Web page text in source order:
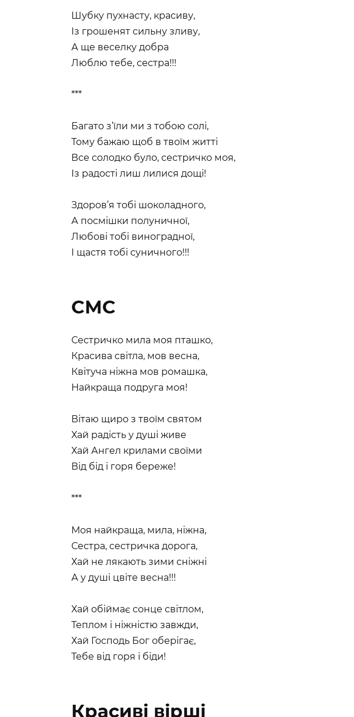
Шубку пухнасту, красиву,
Із грошенят сильну зливу,
А ще веселку добра
Люблю тебе, сестра!!!
***
Багато з’їли ми з тобою солі,
Тому бажаю щоб в твоїм житті
Все солодко було, сестричко моя,
Із радості лиш лилися дощі!
Здоров’я тобі шоколадного,
А посмішки полуничної,
Любові тобі виноградної,
І щастя тобі суничного!!!
СМС
Сестричко мила моя пташко,
Красива світла, мов весна,
Квітуча ніжна мов ромашка,
Найкраща подруга моя!
Вітаю щиро з твоїм святом
Хай радість у душі живе
Хай Ангел крилами своїми
Від бід і горя береже!
***
Моя найкраща, мила, ніжна,
Сестра, сестричка дорога,
Хай не лякають зими сніжні
А у душі цвіте весна!!!
Хай обіймає сонце світлом,
Теплом і ніжністю завжди,
Хай Господь Бог оберігає,
Тебе від горя і біди!
Красиві вірші